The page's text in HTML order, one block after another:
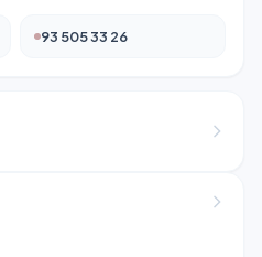
93 505 33 26